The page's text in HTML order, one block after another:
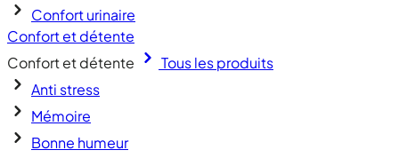
Confort urinaire
Confort et détente
Confort et détente
Tous les produits
Anti stress
Mémoire
Bonne humeur